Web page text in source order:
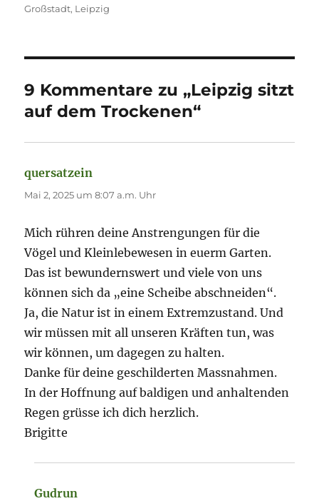
Großstadt, Leipzig
9 Kommentare zu „Leipzig sitzt
auf dem Trockenen“
quersatzein
Mai 2, 2025 um 8:07 a.m. Uhr
Mich rühren deine Anstrengungen für die
Vögel und Kleinlebewesen in euerm Garten.
Das ist bewundernswert und viele von uns
können sich da „eine Scheibe abschneiden“.
Ja, die Natur ist in einem Extremzustand. Und
wir müssen mit all unseren Kräften tun, was
wir können, um dagegen zu halten.
Danke für deine geschilderten Massnahmen.
In der Hoffnung auf baldigen und anhaltenden
Regen grüsse ich dich herzlich.
Brigitte
Gudrun